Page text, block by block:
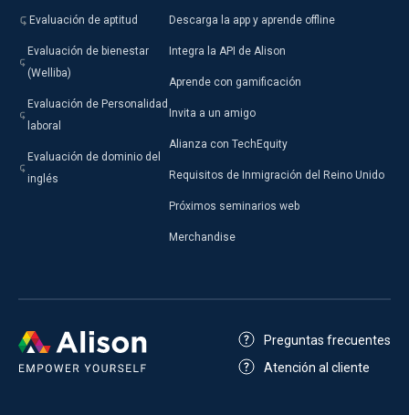
Evaluación de aptitud
Evaluación de bienestar
(Welliba)
Evaluación de Personalidad
laboral
Evaluación de dominio del
inglés
Descarga la app y aprende offline
Integra la API de Alison
Aprende con gamificación
Invita a un amigo
Alianza con TechEquity
Requisitos de Inmigración del Reino Unido
Próximos seminarios web
Merchandise
Preguntas frecuentes
Atención al cliente